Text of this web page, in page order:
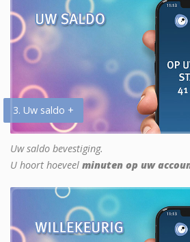
3. Uw saldo +
Uw saldo bevestiging.
U hoort hoeveel minuten op uw